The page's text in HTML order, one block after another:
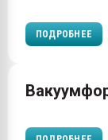
ПОДРОБНЕЕ